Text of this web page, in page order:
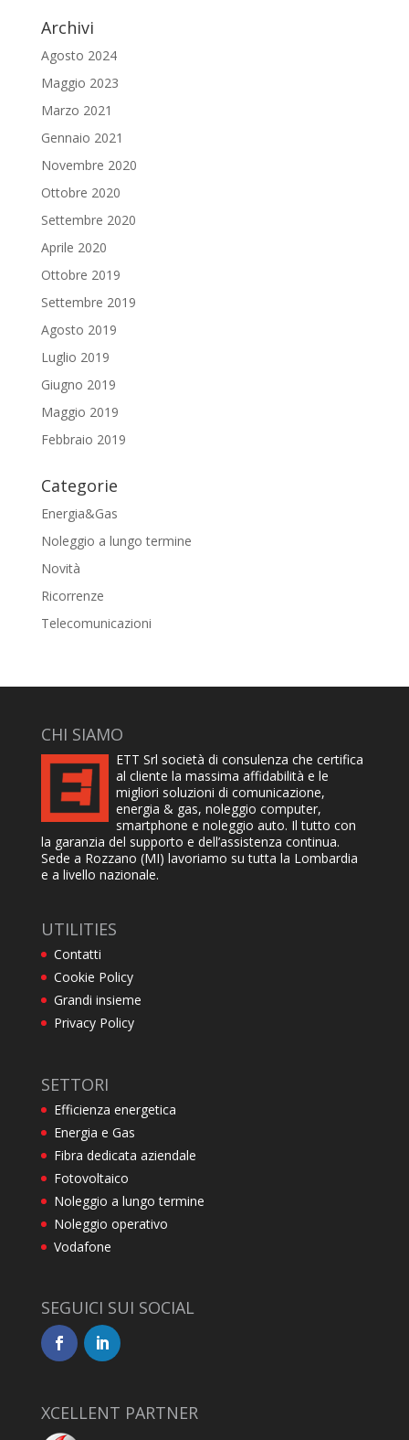
Archivi
Agosto 2024
Maggio 2023
Marzo 2021
Gennaio 2021
Novembre 2020
Ottobre 2020
Settembre 2020
Aprile 2020
Ottobre 2019
Settembre 2019
Agosto 2019
Luglio 2019
Giugno 2019
Maggio 2019
Febbraio 2019
Categorie
Energia&Gas
Noleggio a lungo termine
Novità
Ricorrenze
Telecomunicazioni
CHI SIAMO
ETT Srl società di consulenza che certifica
al cliente la massima affidabilità e le
migliori soluzioni di comunicazione,
energia & gas, noleggio computer,
smartphone e noleggio auto. Il tutto con
la garanzia del supporto e dell’assistenza continua.
Sede a Rozzano (MI) lavoriamo su tutta la Lombardia
e a livello nazionale.
UTILITIES
Contatti
Cookie Policy
Grandi insieme
Privacy Policy
SETTORI
Efficienza energetica
Energia e Gas
Fibra dedicata aziendale
Fotovoltaico
Noleggio a lungo termine
Noleggio operativo
Vodafone
SEGUICI SUI SOCIAL
XCELLENT PARTNER